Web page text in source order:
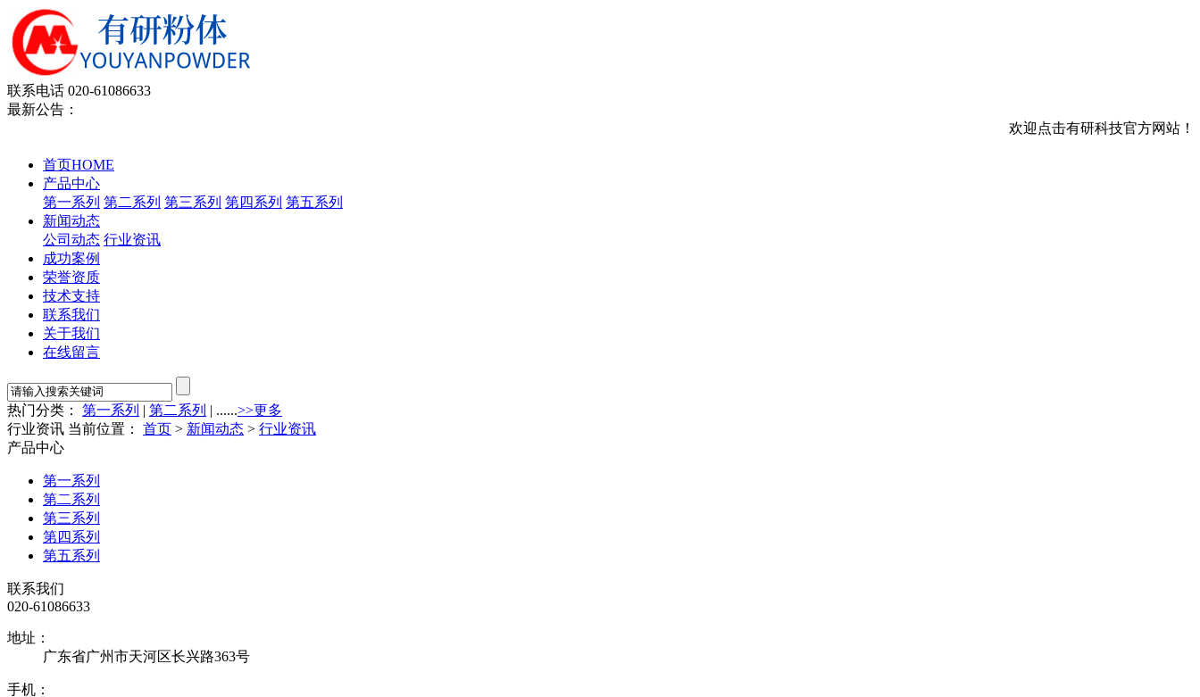
联系电话 020-61086633
最新公告：
欢迎点击有研科技官方网站！
首页HOME
产品中心
第一系列 第二系列 第三系列 第四系列 第五系列
新闻动态
公司动态 行业资讯
成功案例
荣誉资质
技术支持
联系我们
关于我们
在线留言
热门分类： 第一系列 | 第二系列 | ......>>更多
行业资讯 当前位置： 首页 > 新闻动态 > 行业资讯
产品中心
第一系列
第二系列
第三系列
第四系列
第五系列
联系我们
020-61086633
地址：
广东省广州市天河区长兴路363号
手机：